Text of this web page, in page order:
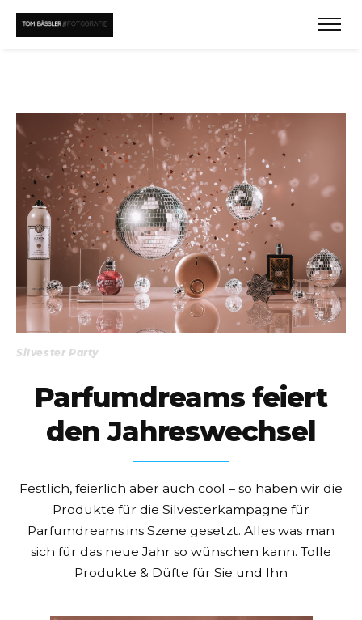
Silvester Party
Parfumdreams feiert
den Jahreswechsel
Festlich, feierlich aber auch cool – so haben wir die
Produkte für die Silvesterkampagne für
Parfumdreams ins Szene gesetzt. Alles was man
sich für das neue Jahr so wünschen kann. Tolle
Produkte & Düfte für Sie und Ihn